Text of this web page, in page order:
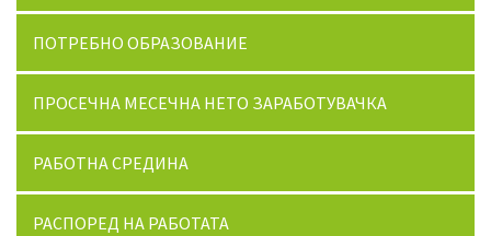
ПОТРЕБНО ОБРАЗОВАНИЕ
ПРОСЕЧНА МЕСЕЧНА НЕТО ЗАРАБОТУВАЧКА
РАБОТНА СРЕДИНА
РАСПОРЕД НА РАБОТАТА